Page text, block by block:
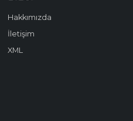
Hakkımızda
İletişim
XML